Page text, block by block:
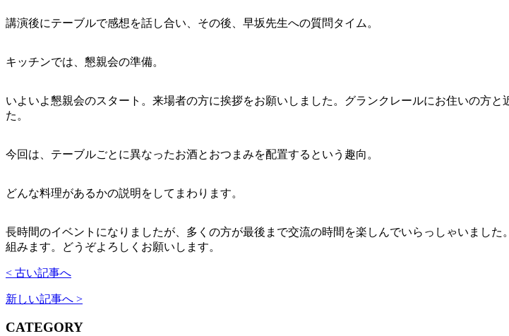
講演後にテーブルで感想を話し合い、その後、早坂先生への質問タイム。
キッチンでは、懇親会の準備。
いよいよ懇親会のスタート。来場者の方に挨拶をお願いしました。グランクレールにお住いの方
た。
今回は、テーブルごとに異なったお酒とおつまみを配置するという趣向。
どんな料理があるかの説明をしてまわります。
長時間のイベントになりましたが、多くの方が最後まで交流の時間を楽しんでいらっしゃいまし
組みます。どうぞよろしくお願いします。
< 古い記事へ
新しい記事へ >
CATEGORY